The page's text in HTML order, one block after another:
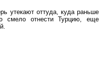
утекают оттуда, куда раньше
смело отнести Турцию, еще